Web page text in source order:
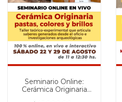
Seminario Online:
Cerámica Originaria